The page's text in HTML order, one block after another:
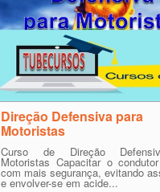
Direção Defensiva para
Motoristas
Curso de Direção
Motoristas Capacitar o
com mais segurança, evitando
e envolver-se em acide...